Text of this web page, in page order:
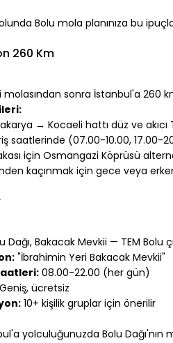
Bolu mola planınıza bu
260 Km
molasından sonra İstanbul'a 260
→ Kocaeli hattı düz ve akıcı
saatlerinde (07.00-10.00, 17.00-
için Osmangazi Köprüsü
kaçınmak için gece veya
Dağı, Bakacak Mevkii — TEM Bolu
"İbrahimin Yeri Bakacak Mevkii"
08.00-22.00 (her gün)
Geniş, ücretsiz
10+ kişilik gruplar için önerilir
yolculuğunuzda Bolu